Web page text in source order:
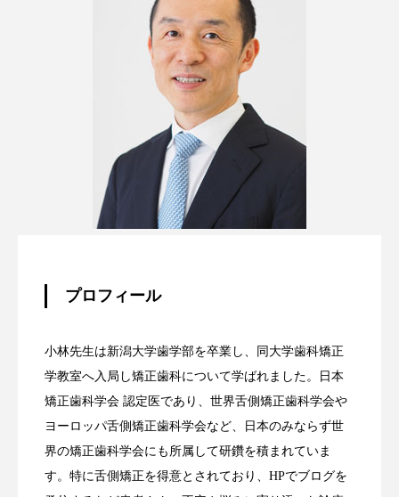
プロフィール
小林先生は新潟大学歯学部を卒業し、同大学歯科矯正
学教室へ入局し矯正歯科について学ばれました。日本
矯正歯科学会 認定医であり、世界舌側矯正歯科学会や
ヨーロッパ舌側矯正歯科学会など、日本のみならず世
界の矯正歯科学会にも所属して研鑽を積まれていま
す。特に舌側矯正を得意とされており、HPでブログを